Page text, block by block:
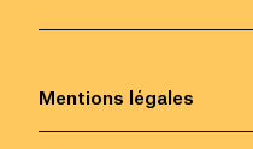
Mentions légales